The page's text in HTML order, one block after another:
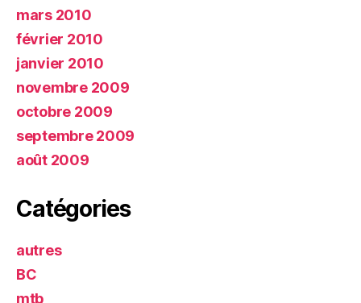
mars 2010
février 2010
janvier 2010
novembre 2009
octobre 2009
septembre 2009
août 2009
Catégories
autres
BC
mtb